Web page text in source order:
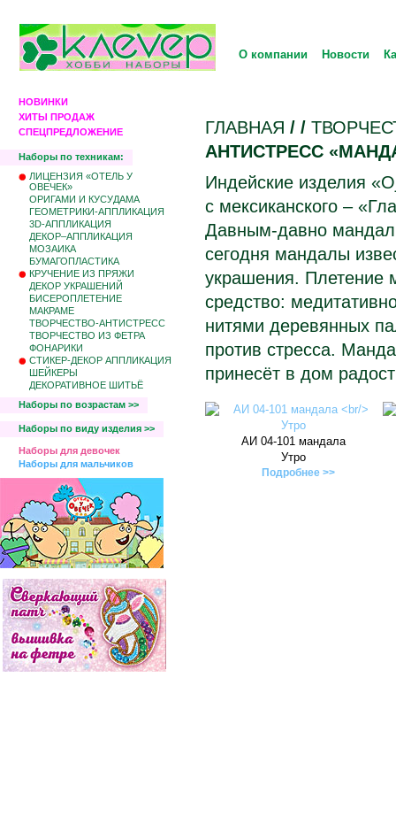
О компании Новости
НОВИНКИ
ХИТЫ ПРОДАЖ
СПЕЦПРЕДЛОЖЕНИЕ
Наборы по техникам:
ЛИЦЕНЗИЯ «ОТЕЛЬ У
ОВЕЧЕК»
ОРИГАМИ И КУСУДАМА
ГЕОМЕТРИКИ-АППЛИКАЦИЯ
3D-АППЛИКАЦИЯ
ДЕКОР–АППЛИКАЦИЯ
МОЗАИКА
БУМАГОПЛАСТИКА
КРУЧЕНИЕ ИЗ ПРЯЖИ
ДЕКОР УКРАШЕНИЙ
БИCЕРОПЛЕТЕНИЕ
МАКРАМЕ
ТВОРЧЕСТВО-АНТИСТРЕСС
ТВОРЧЕСТВО ИЗ ФЕТРА
ФОНАРИКИ
СТИКЕР-ДЕКОР АППЛИКАЦИЯ
ШЕЙКЕРЫ
ДЕКОРАТИВНОЕ ШИТЬЁ
Наборы по возрастам >>
Наборы по виду изделия >>
Наборы для девочек
Наборы для мальчиков
ГЛАВНАЯ / /
АНТИСТРЕСС
Индейские изделия
с мексиканского –
Давным-давно
сегодня мандалы
украшения. Плетение
средство:
нитями деревянных
против стресса.
принесёт в дом
АИ 04-101 мандала
Утро
Подробнее >>